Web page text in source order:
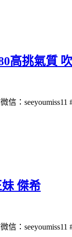
高挑氣質
信：
傑希
信：